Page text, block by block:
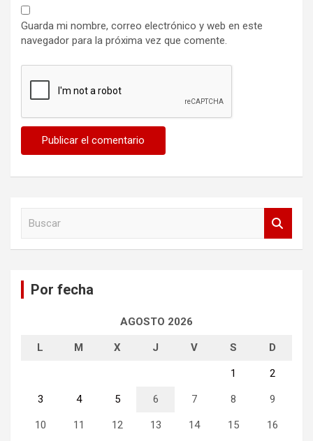
Guarda mi nombre, correo electrónico y web en este
navegador para la próxima vez que comente.
Por fecha
AGOSTO 2026
L M X J V S D
1 2
3 4 5 6 7 8 9
10 11 12 13 14 15 16